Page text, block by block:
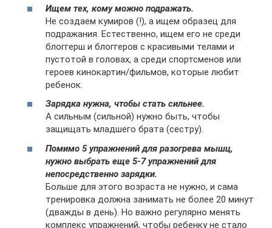
Ищем тех, кому можно подражать.
Не создаем кумиров (!), а ищем образец для
подражания. Естественно, ищем его не среди
блоггерш и блоггеров с красивыми телами и
пустотой в головах, а среди спортсменов или
героев кинокартин/фильмов, которые любит
ребенок.
Зарядка нужна, чтобы стать сильнее.
А сильным (сильной) нужно быть, чтобы
защищать младшего брата (сестру).
Помимо 5 упражнений для разогрева мышц,
нужно выбрать еще 5-7 упражнений для
непосредственно зарядки.
Больше для этого возраста не нужно, и сама
тренировка должна занимать не более 20 минут
(дважды в день). Но важно регулярно менять
комплекс упражнений, чтобы ребенку не стало